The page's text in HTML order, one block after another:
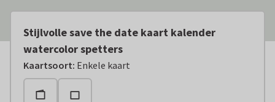
Stijlvolle save the date kaart kalender
watercolor spetters
Kaartsoort: Enkele kaart